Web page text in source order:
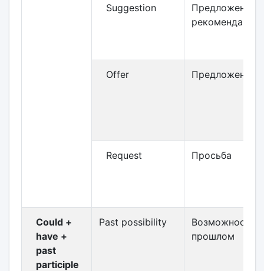
Suggestion
Предложение /
рекомендация
Offer Предложение
Request Просьба
Could +
have +
past
participle
Past possibility
Возможность в
прошлом